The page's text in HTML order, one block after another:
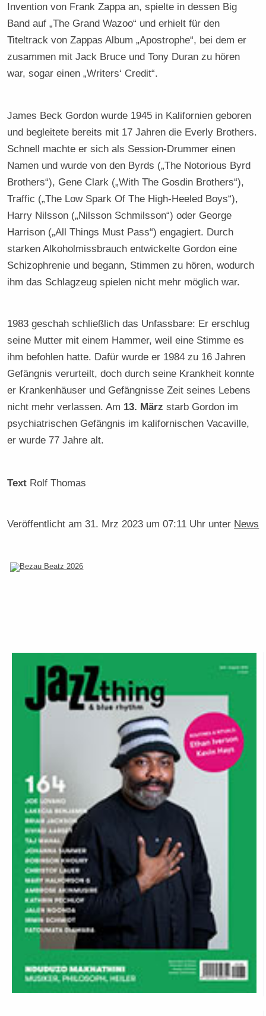
Invention von Frank Zappa an, spielte in dessen Big
Band auf „The Grand Wazoo“ und erhielt für den
Titeltrack von Zappas Album „Apostrophe“, bei dem er
zusammen mit Jack Bruce und Tony Duran zu hören
war, sogar einen „Writers‘ Credit“.
James Beck Gordon wurde 1945 in Kalifornien geboren
und begleitete bereits mit 17 Jahren die Everly Brothers.
Schnell machte er sich als Session-Drummer einen
Namen und wurde von den Byrds („The Notorious Byrd
Brothers“), Gene Clark („With The Gosdin Brothers“),
Traffic („The Low Spark Of The High-Heeled Boys“),
Harry Nilsson („Nilsson Schmilsson“) oder George
Harrison („All Things Must Pass“) engagiert. Durch
starken Alkoholmissbrauch entwickelte Gordon eine
Schizophrenie und begann, Stimmen zu hören, wodurch
ihm das Schlagzeug spielen nicht mehr möglich war.
1983 geschah schließlich das Unfassbare: Er erschlug
seine Mutter mit einem Hammer, weil eine Stimme es
ihm befohlen hatte. Dafür wurde er 1984 zu 16 Jahren
Gefängnis verurteilt, doch durch seine Krankheit konnte
er Krankenhäuser und Gefängnisse Zeit seines Lebens
nicht mehr verlassen. Am 13. März starb Gordon im
psychiatrischen Gefängnis im kalifornischen Vacaville,
er wurde 77 Jahre alt.
Text Rolf Thomas
Veröffentlicht am31. Mrz 2023 um 07:11 Uhr unter News